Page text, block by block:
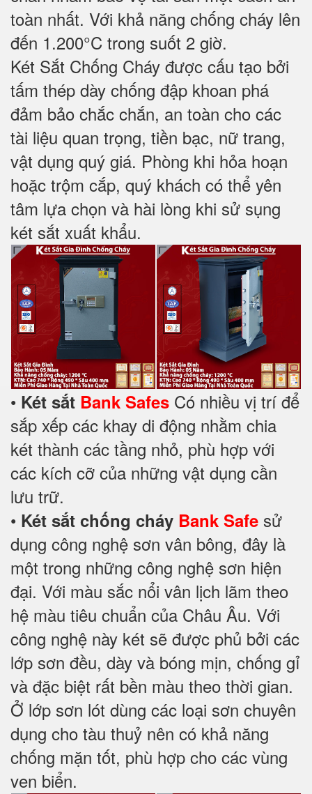
toàn nhất. Với khả năng chống cháy lên
đến 1.200°C trong suốt 2 giờ.
Két Sắt Chống Cháy được cấu tạo bởi
tấm thép dày chống đập khoan phá
đảm bảo chắc chắn, an toàn cho các
tài liệu quan trọng, tiền bạc, nữ trang,
vật dụng quý giá. Phòng khi hỏa hoạn
hoặc trộm cắp, quý khách có thể yên
tâm lựa chọn và hài lòng khi sử sụng
két sắt xuất khẩu.
• Két sắt Bank Safes Có nhiều vị trí để
sắp xếp các khay di động nhằm chia
két thành các tầng nhỏ, phù hợp với
các kích cỡ của những vật dụng cần
lưu trữ.
• Két sắt chống cháy Bank Safe sử
dụng công nghệ sơn vân bông, đây là
một trong những công nghệ sơn hiện
đại. Với màu sắc nổi vân lịch lãm theo
hệ màu tiêu chuẩn của Châu Âu. Với
công nghệ này két sẽ được phủ bởi các
lớp sơn đều, dày và bóng mịn, chống gỉ
và đặc biệt rất bền màu theo thời gian.
Ở lớp sơn lót dùng các loại sơn chuyên
dụng cho tàu thuỷ nên có khả năng
chống mặn tốt, phù hợp cho các vùng
ven biển.